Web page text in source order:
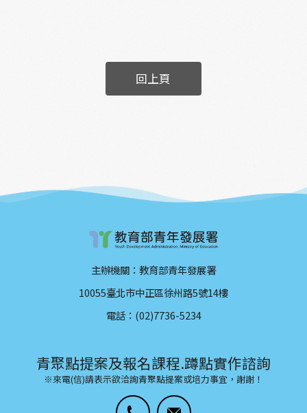
回上頁
主辦機關：教育部青年發展署
10055臺北市中正區徐州路5號14樓
電話：(02)7736-5234
青聚點提案及報名課程.蹲點實作諮詢
※來電(信)請表示欲洽詢青聚點提案或培力事宜，謝謝！